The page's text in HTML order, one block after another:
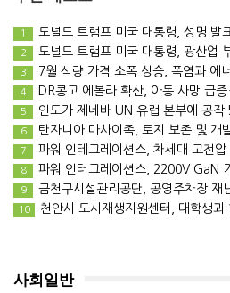
1 도널드 트럼프 미국 대통령, 성명 발
2 도널드 트럼프 미국 대통령, 광산업 부흥 위한
3 7월 식량 가격 소폭 상승, 폭염과 에
4 DR콩고 에볼라 확산, 아동 사망 급
5 인도가 제네바 UN 유럽 본부에 공작 5마
6 탄자니아 마사이족, 토지 보존 및 개
7 파워 인테그레이션스, 차세대 고전압 시스
8 파워 인터그레이션스, 2200V GaN 기술 시
9 금천구시설관리공단, 공영주차장 재
10 천안시 도시재생지원센터, 대학생과 함께
사회일반